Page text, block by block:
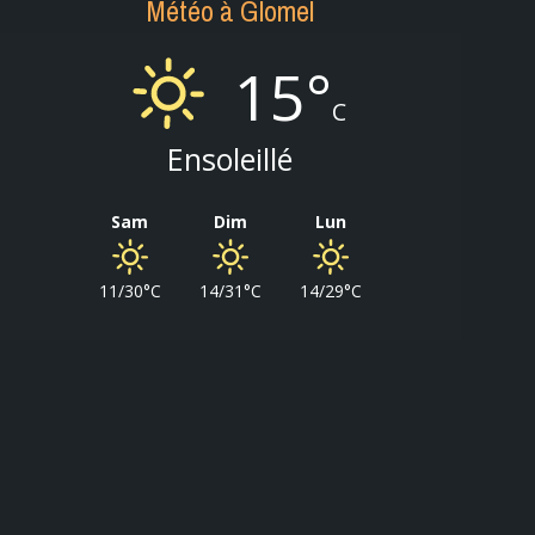
Météo à Glomel
15°C
Ensoleillé
Sam
11/30°C
Dim
14/31°C
Lun
14/29°C